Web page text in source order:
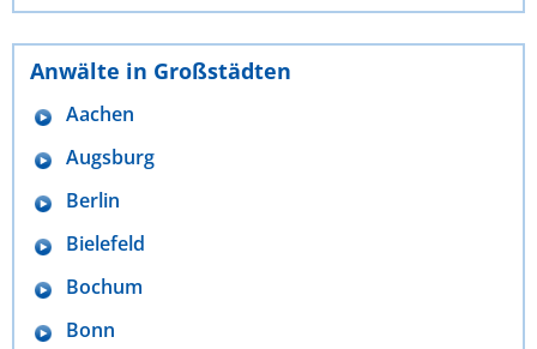
Anwälte in Großstädten
Aachen
Augsburg
Berlin
Bielefeld
Bochum
Bonn